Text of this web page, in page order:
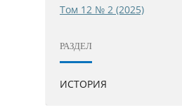
Том 12 № 2 (2025)
РАЗДЕЛ
ИСТОРИЯ